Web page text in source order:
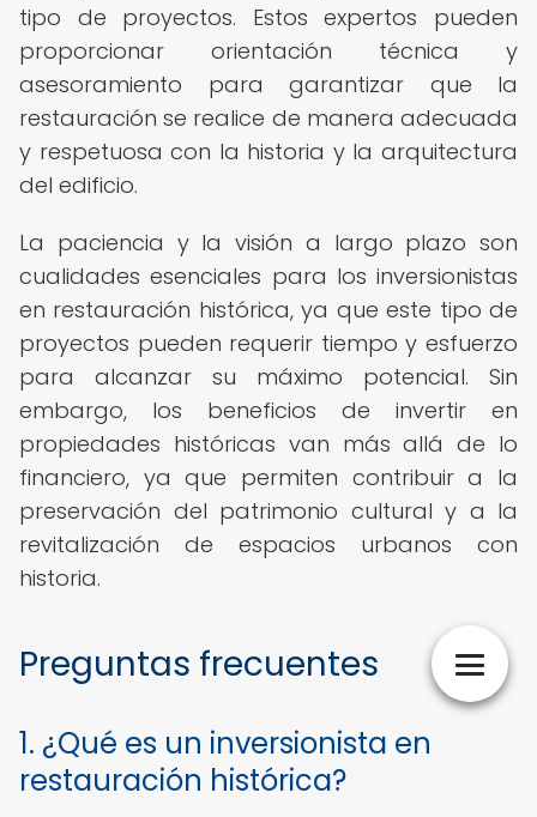
tipo de proyectos. Estos expertos pueden
proporcionar orientación técnica y
asesoramiento para garantizar que la
restauración se realice de manera adecuada
y respetuosa con la historia y la arquitectura
del edificio.
La paciencia y la visión a largo plazo son
cualidades esenciales para los inversionistas
en restauración histórica, ya que este tipo de
proyectos pueden requerir tiempo y esfuerzo
para alcanzar su máximo potencial. Sin
embargo, los beneficios de invertir en
propiedades históricas van más allá de lo
financiero, ya que permiten contribuir a la
preservación del patrimonio cultural y a la
revitalización de espacios urbanos con
historia.
Preguntas frecuentes
1. ¿Qué es un inversionista en
restauración histórica?